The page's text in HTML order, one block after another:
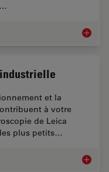
et la
à votre
de Leica
plus petits…